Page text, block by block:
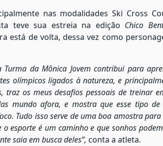
nas modalidades Ski Cross
teve sua estreia na edição Chico
está de volta, dessa vez como
Turma da Mônica Jovem contribui para
olímpicos ligados à natureza, e
traz os meus desafios pessoais de treinar
mundo afora, e mostra que esse tipo
Tudo isso serve de uma boa amostra para
esporte é um caminho e que sonhos
saia em busca deles”, conta a atleta.